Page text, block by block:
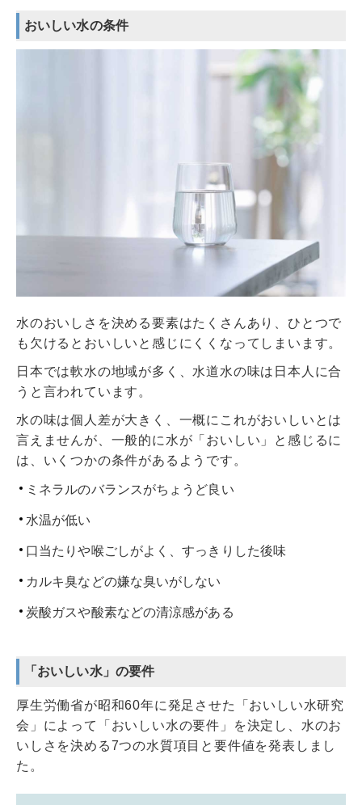
おいしい水の条件
水のおいしさを決める要素はたくさんあり、ひとつで
も欠けるとおいしいと感じにくくなってしまいます。
日本では軟水の地域が多く、水道水の味は日本人に合
うと言われています。
水の味は個人差が大きく、一概にこれがおいしいとは
言えませんが、一般的に水が「おいしい」と感じるに
は、いくつかの条件があるようです。
ミネラルのバランスがちょうど良い
水温が低い
口当たりや喉ごしがよく、すっきりした後味
カルキ臭などの嫌な臭いがしない
炭酸ガスや酸素などの清涼感がある
「おいしい水」の要件
厚生労働省が昭和60年に発足させた「おいしい水研究
会」によって「おいしい水の要件」を決定し、水のお
いしさを決める7つの水質項目と要件値を発表しまし
た。